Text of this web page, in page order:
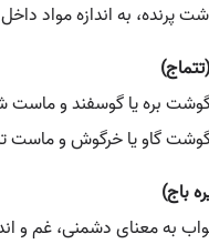
پرنده، به اندازه مواد
بره یا گوسفند و ماست
گاو یا خرگوش و ماست
باج)
به معنای دشمنی، غم و